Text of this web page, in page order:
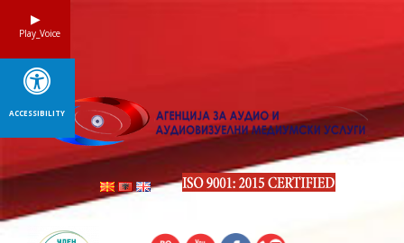
Play_Voice
ACCESSIBILITY